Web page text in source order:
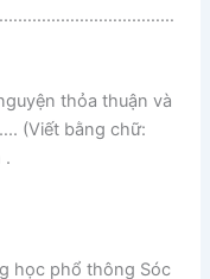
thỏa thuận và
(Viết bằng chữ:
.
học phổ thông Sóc